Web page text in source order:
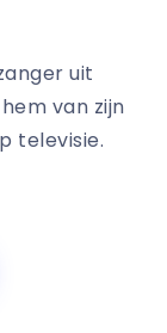
uit
van zijn
televisie.